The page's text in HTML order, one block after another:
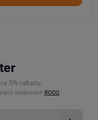
5% rabatu.
osobowych RODO